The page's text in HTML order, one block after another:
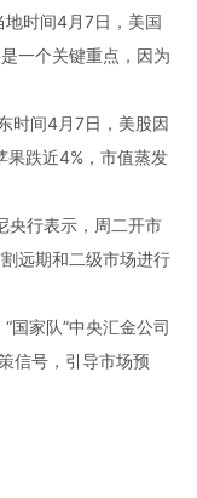
地时间4月7日，美国
一个关键重点，因为
时间4月7日，美股因
果跌近4%，市值蒸发
央行表示，周二开市
远期和二级市场进行
国家队”中央汇金公司
信号，引导市场预